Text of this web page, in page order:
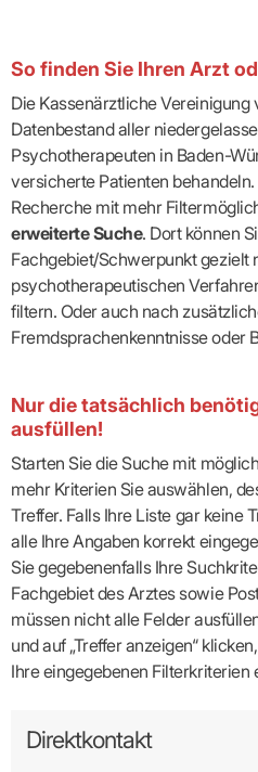
So finden Sie Ihren Arzt
Die Kassenärztliche
Datenbestand aller
Psychotherapeuten in Baden-
versicherte Patienten
Recherche mit mehr
erweiterte Suche. Dort können
Fachgebiet/Schwerpunkt gezielt
psychotherapeutischen
filtern. Oder auch nach
Fremdsprachenkenntnisse oder
Nur die tatsächlich
ausfüllen!
Starten Sie die Suche mit
mehr Kriterien Sie auswählen,
Treffer. Falls Ihre Liste gar keine
alle Ihre Angaben korrekt
Sie gegebenenfalls Ihre
Fachgebiet des Arztes sowie
müssen nicht alle Felder
und auf „Treffer anzeigen“
Ihre eingegebenen Filterkriterien
Direktkontakt